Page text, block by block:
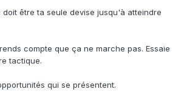
doit être ta seule devise jusqu'à atteindre
compte que ça ne marche pas. Essaie
tactique.
qui se présentent.